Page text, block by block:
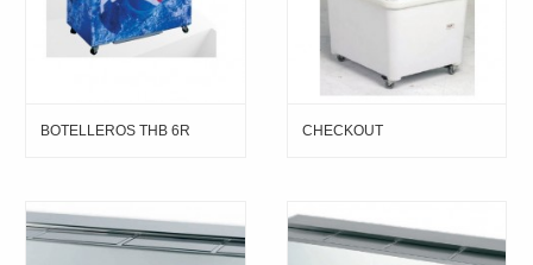
BOTELLEROS THB 6R CHECKOUT